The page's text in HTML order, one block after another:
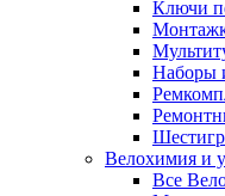
Ключи
Наборы
Велохимия и
Все